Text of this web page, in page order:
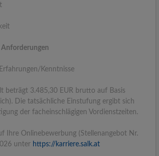
Kenntnisse
beträgt 3.485,30 EUR brutto auf Basis
Die tatsächliche Einstufung ergibt sich
der facheinschlägigen Vordienstzeiten.
Ihre Onlinebewerbung (Stellenangebot Nr.
unter https://karriere.salk.at